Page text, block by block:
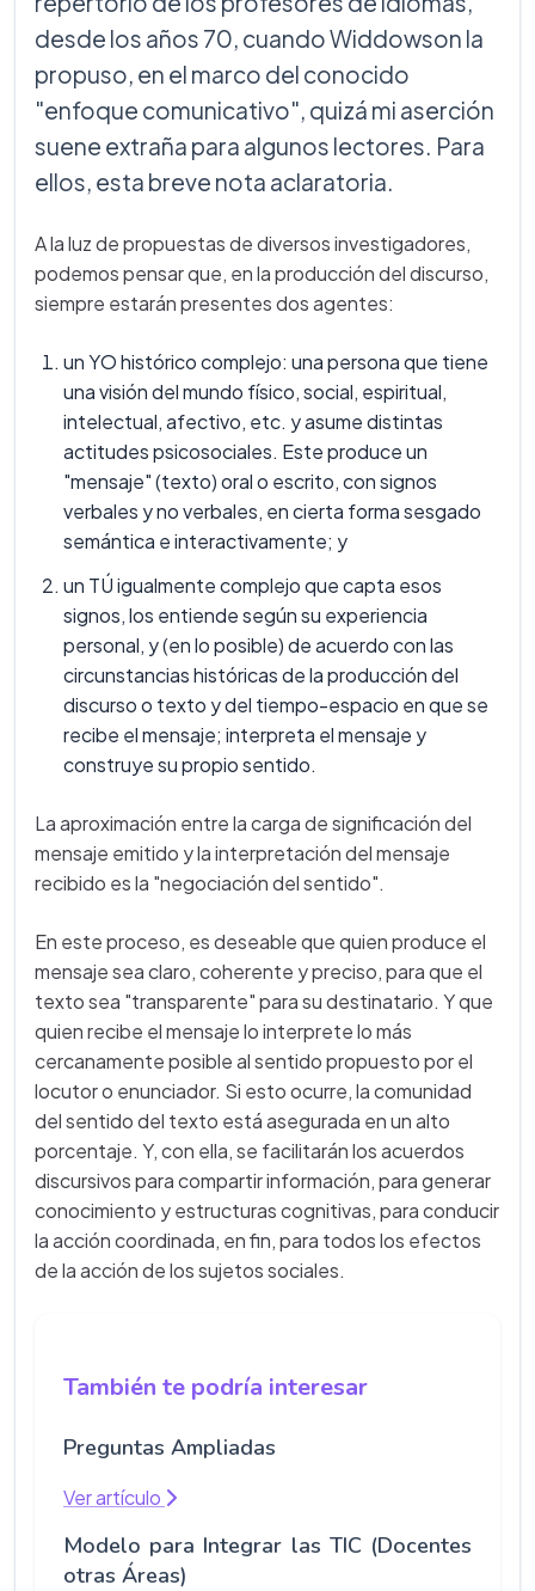
desde los años 70, cuando Widdowson la
propuso, en el marco del conocido
"enfoque comunicativo", quizá mi aserción
suene extraña para algunos lectores. Para
ellos, esta breve nota aclaratoria.
A la luz de propuestas de diversos investigadores,
podemos pensar que, en la producción del discurso,
siempre estarán presentes dos agentes:
un YO histórico complejo: una persona que tiene
una visión del mundo físico, social, espiritual,
intelectual, afectivo, etc. y asume distintas
actitudes psicosociales. Este produce un
"mensaje" (texto) oral o escrito, con signos
verbales y no verbales, en cierta forma sesgado
semántica e interactivamente; y
un TÚ igualmente complejo que capta esos
signos, los entiende según su experiencia
personal, y (en lo posible) de acuerdo con las
circunstancias históricas de la producción del
discurso o texto y del tiempo-espacio en que se
recibe el mensaje; interpreta el mensaje y
construye su propio sentido.
La aproximación entre la carga de significación del
mensaje emitido y la interpretación del mensaje
recibido es la "negociación del sentido".
En este proceso, es deseable que quien produce el
mensaje sea claro, coherente y preciso, para que el
texto sea "transparente" para su destinatario. Y que
quien recibe el mensaje lo interprete lo más
cercanamente posible al sentido propuesto por el
locutor o enunciador. Si esto ocurre, la comunidad
del sentido del texto está asegurada en un alto
porcentaje. Y, con ella, se facilitarán los acuerdos
discursivos para compartir información, para generar
conocimiento y estructuras cognitivas, para conducir
la acción coordinada, en fin, para todos los efectos
de la acción de los sujetos sociales.
También te podría interesar
Preguntas Ampliadas
Ver artículo
Modelo para Integrar las TIC (Docentes
otras Áreas)